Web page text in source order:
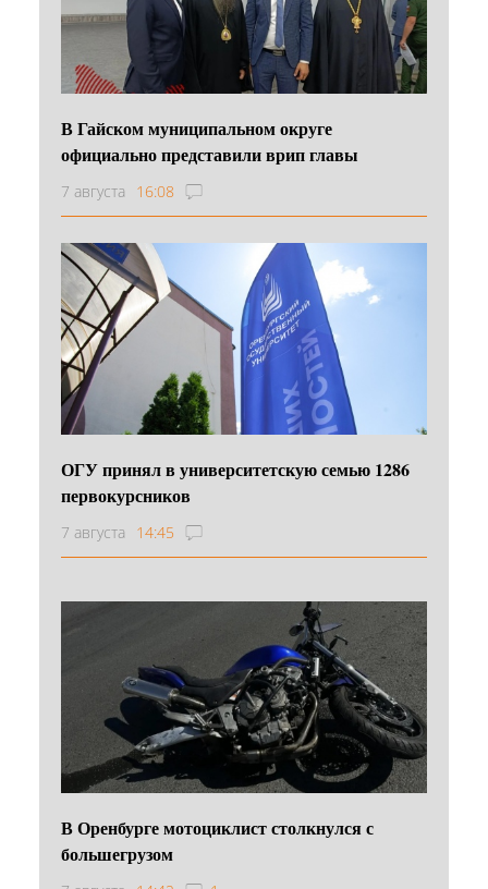
В Гайском муниципальном округе
официально представили врип главы
7 августа 16:08
ОГУ принял в университетскую семью 1286
первокурсников
7 августа 14:45
В Оренбурге мотоциклист столкнулся с
большегрузом